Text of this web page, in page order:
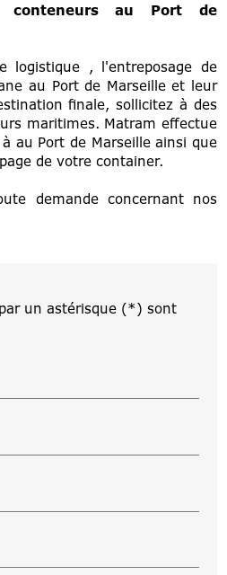
conteneurs au Port de
logistique , l'entreposage de
au Port de Marseille et leur
finale, sollicitez à des
maritimes. Matram effectue
au Port de Marseille ainsi que
de votre container.
demande concernant nos
un astérisque (*) sont